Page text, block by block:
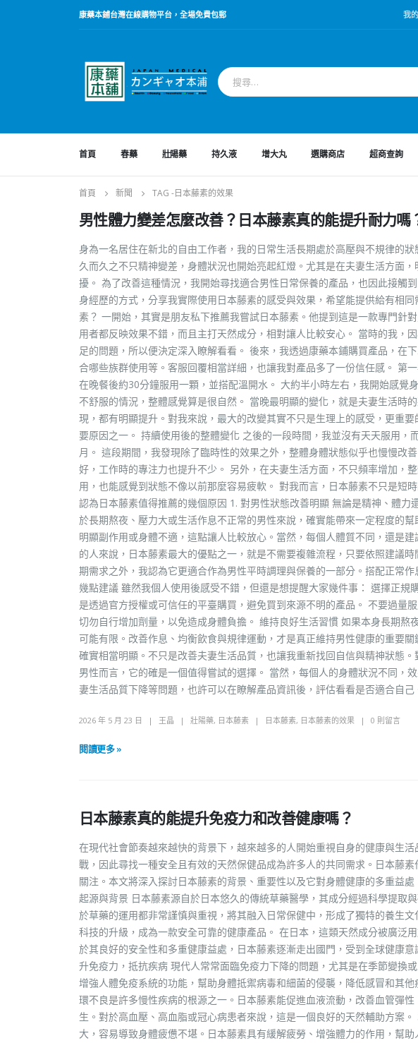
康藥本鋪台灣在線購物平台，全場免費包郵 我
首頁 春藥 壯陽藥 持久液 增大丸 選購商店 超商查詢
首頁 新聞 TAG -日本藤素的效果
男性體力變差怎麼改善？日本藤素真的能提升耐力嗎
身為一名居住在新北的自由工作者，我的日常生活長期處於高壓與不規律的
久而久之不只精神變差，身體狀況也開始亮起紅燈。尤其是在夫妻生活方面
擾。 為了改善這種情況，我開始尋找適合男性日常保養的產品，也因此接觸
身經歷的方式，分享我實際使用日本藤素的感受與效果，希望能提供給有相
素？ 一開始，其實是朋友私下推薦我嘗試日本藤素。他提到這是一款專門針
用者都反映效果不錯，而且主打天然成分，相對讓人比較安心。 當時的我，
足的問題，所以便決定深入瞭解看看。 後來，我透過康藥本鋪購買產品，在
合哪些族群使用等。客服回覆相當詳細，也讓我對產品多了一份信任感。 第
在晚餐後約30分鐘服用一顆，並搭配溫開水。 大約半小時左右，我開始感覺
不舒服的情況，整體感覺算是很自然。 當晚最明顯的變化，就是夫妻生活時
現，都有明顯提升。對我來說，最大的改變其實不只是生理上的感受，更重
要原因之一。 持續使用後的整體變化 之後的一段時間，我並沒有天天服用
月。 這段期間，我發現除了臨時性的效果之外，整體身體狀態似乎也慢慢改
好，工作時的專注力也提升不少。 另外，在夫妻生活方面，不只頻率增加，
用，也能感覺到狀態不像以前那麼容易疲軟。 對我而言，日本藤素不只是短
認為日本藤素值得推薦的幾個原因 1. 對男性狀態改善明顯 無論是精神、體
於長期熬夜、壓力大或生活作息不正常的男性來說，確實能帶來一定程度的
明顯副作用或身體不適，這點讓人比較放心。當然，每個人體質不同，還是
的人來說，日本藤素最大的優點之一，就是不需要複雜流程，只要依照建議
期需求之外，我認為它更適合作為男性平時調理與保養的一部分。搭配正常
幾點建議 雖然我個人使用後感受不錯，但還是想提醒大家幾件事： 選擇正
是透過官方授權或可信任的平臺購買，避免買到來源不明的產品。 不要過量
切勿自行增加劑量，以免造成身體負擔。 維持良好生活習慣 如果本身長期
可能有限。改善作息、均衡飲食與規律運動，才是真正維持男性健康的重要
確實相當明顯。不只是改善夫妻生活品質，也讓我重新找回自信與精神狀態
男性而言，它的確是一個值得嘗試的選擇。 當然，每個人的身體狀況不同，
妻生活品質下降等問題，也許可以在瞭解產品資訊後，評估看看是否適合自己
2026 年 5 月 23 日 王晶 壯陽藥, 日本藤素 日本藤素, 日本藤素的效果 0 則留言
閱讀更多 »
日本藤素真的能提升免疫力和改善健康嗎？
在現代社會節奏越來越快的背景下，越來越多的人開始重視自身的健康與生
戰，因此尋找一種安全且有效的天然保健品成為許多人的共同需求。日本藤
關注。本文將深入探討日本藤素的背景、重要性以及它對身體健康的多重益
起源與背景 日本藤素源自於日本悠久的傳統草藥醫學，其成分經過科學提取
於草藥的運用都非常謹慎與重視，將其融入日常保健中，形成了獨特的養生
科技的升級，成為一款安全可靠的健康產品。 在日本，這類天然成分被廣泛
於其良好的安全性和多重健康益處，日本藤素逐漸走出國門，受到全球健康
升免疫力，抵抗疾病 現代人常常面臨免疫力下降的問題，尤其是在季節變換
增強人體免疫系統的功能，幫助身體抵禦病毒和細菌的侵襲，降低感冒和其
環不良是許多慢性疾病的根源之一。日本藤素能促進血液流動，改善血管彈
生。對於高血壓、高血脂或冠心病患者來說，這是一個良好的天然輔助方案
大，容易導致身體疲憊不堪。日本藤素具有緩解疲勞、增強體力的作用，幫